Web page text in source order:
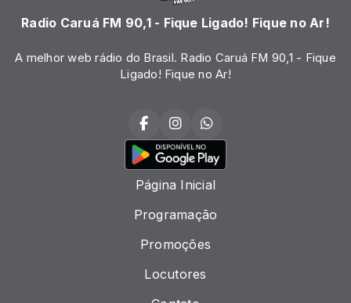
Radio Caruá FM 90,1 - Fique Ligado! Fique no Ar!
A melhor web rádio do Brasil. Radio Caruá FM 90,1 - Fique
Ligado! Fique no Ar!
Página Inicial
Programação
Promoções
Locutores